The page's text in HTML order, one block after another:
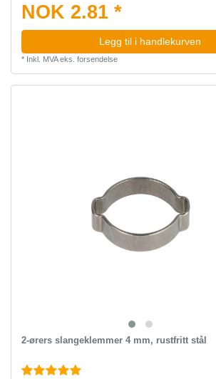
NOK 2.81 *
Legg til i handlekurven
* Inkl. MVAeks. forsendelse
2-ørers slangeklemmer 4 mm, rustfritt stål